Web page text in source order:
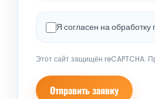
Я согласен на
Этот сайт защищён reCAPTCHA.
Отправить заявку